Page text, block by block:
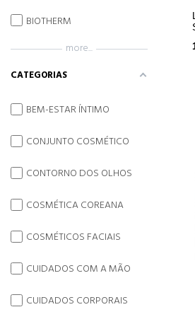
BIOTHERM
more...
CATEGORIAS
BEM-ESTAR ÍNTIMO
CONJUNTO COSMÉTICO
CONTORNO DOS OLHOS
COSMÉTICA COREANA
COSMÉTICOS FACIAIS
CUIDADOS COM A MÃO
CUIDADOS CORPORAIS